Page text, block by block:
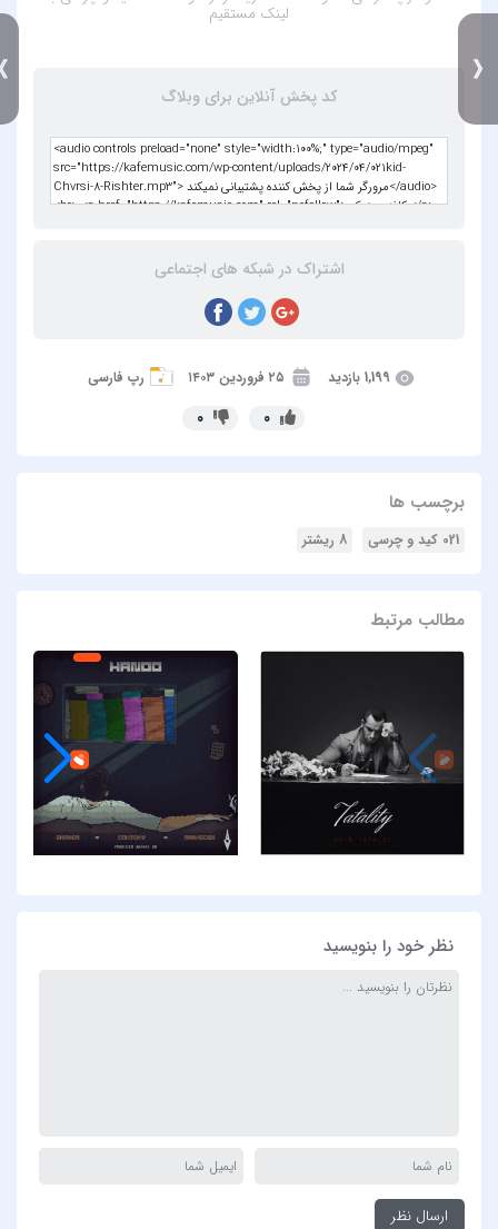
لینک مستقیم
کد پخش آنلاین برای وبلاگ
اشتراک در شبکه های اجتماعی
1,199 بازدید ۲۵ فروردین ۱۴۰۳ رپ فارسی
برچسب ها
021 کید و چرسی 8 ریشتر
مطالب مرتبط
نظر خود را بنویسید